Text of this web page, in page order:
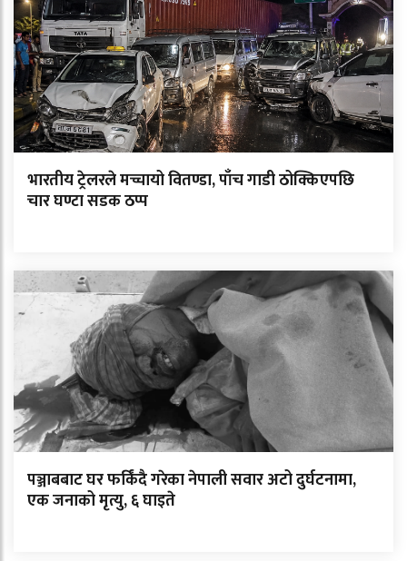
भारतीय ट्रेलरले मच्चायो वितण्डा, पाँच गाडी ठोक्किएपछि
चार घण्टा सडक ठप्प
पञ्जाबबाट घर फर्किंदै गरेका नेपाली सवार अटो दुर्घटनामा,
एक जनाको मृत्यु, ६ घाइते